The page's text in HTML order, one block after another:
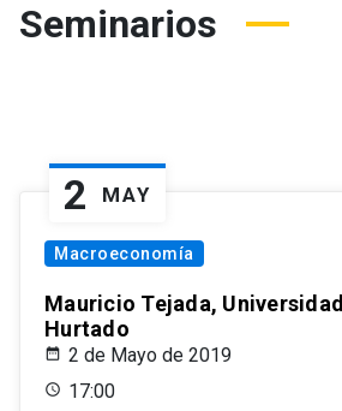
Seminarios
2 MAY
Macroeconomía
Mauricio Tejada,
Hurtado
2 de Mayo de 2019
17:00